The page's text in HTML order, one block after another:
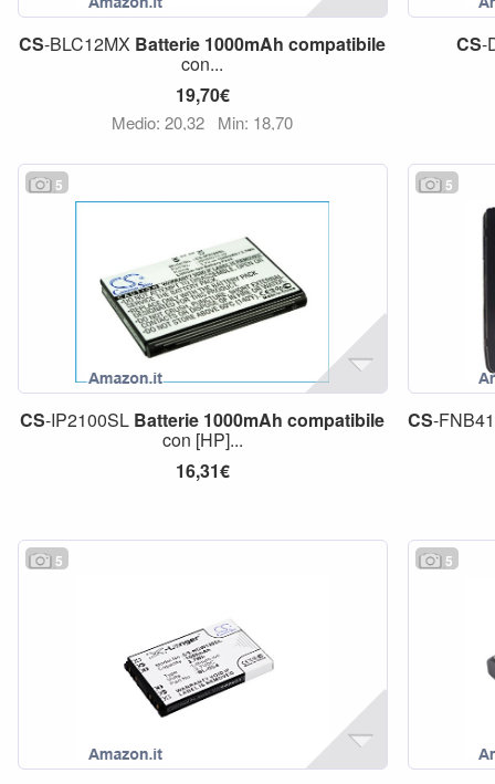
CS-BLC12MX Batterie 1000mAh compatibile
con...
19,70€
Medio: 20,32 Min: 18,70
CS-
5
CS-IP2100SL Batterie 1000mAh compatibile
con [HP]...
16,31€
5
CS-
5 5